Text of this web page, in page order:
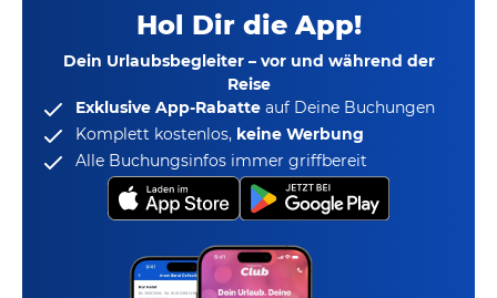
Hol Dir die App!
Dein Urlaubsbegleiter – vor und während der
Reise
Exklusive App-Rabatte auf Deine Buchungen
Komplett kostenlos, keine Werbung
Alle Buchungsinfos immer griffbereit